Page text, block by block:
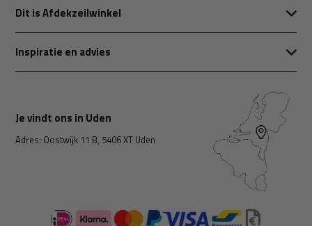
Dit is Afdekzeilwinkel
Inspiratie en advies
Je vindt ons in Uden
Adres: Oostwijk 11 B, 5406 XT Uden